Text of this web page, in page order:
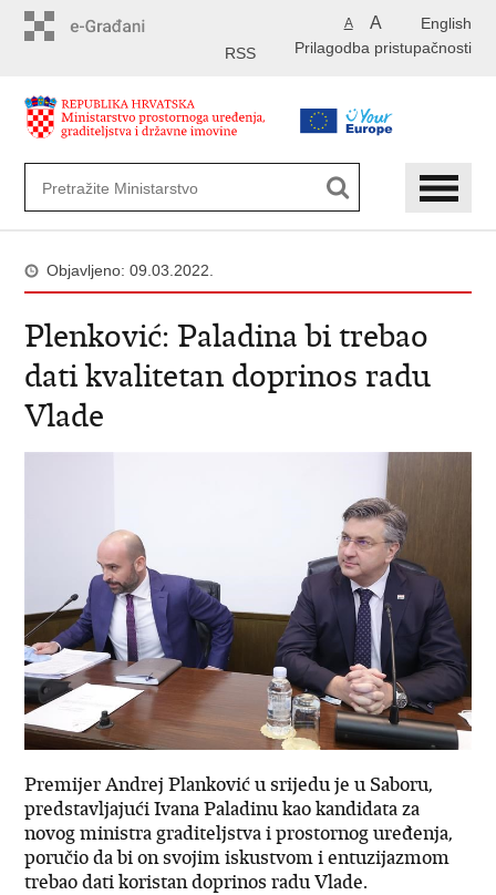
English
A A
Prilagodba pristupačnosti
RSS
Objavljeno: 09.03.2022.
Plenković: Paladina bi trebao
dati kvalitetan doprinos radu
Vlade
Premijer Andrej Planković u srijedu je u Saboru,
predstavljajući Ivana Paladinu kao kandidata za
novog ministra graditeljstva i prostornog uređenja,
poručio da bi on svojim iskustvom i entuzijazmom
trebao dati koristan doprinos radu Vlade.